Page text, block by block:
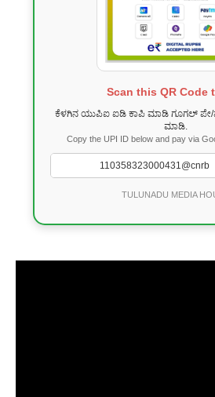
Scan this QR Code
ಕೆಳಗಿನ ಯುಪಿಐ ಐಡಿ ಕಾಪಿ ಮಾಡಿ ಗೂಗಲ್
ಮಾಡಿ.
Copy the UPI ID below and pay via
TULUNADU MEDIA